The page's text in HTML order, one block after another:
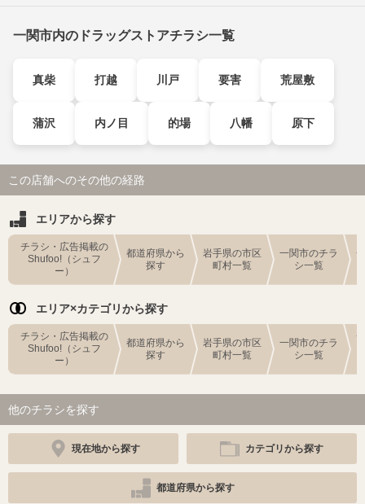
一関市内のドラッグストアチラシ一覧
真柴 打越 川戸 要害 荒屋敷
蒲沢 内ノ目 的場 八幡 原下
この店舗へのその他の経路
エリアから探す
チラシ・広告掲載の
Shufoo!（シュフ
ー）
都道府県から
探す
岩手県の市区
町村一覧
一関市のチラ
シ一覧
エリア×カテゴリから探す
チラシ・広告掲載の
Shufoo!（シュフ
ー）
都道府県から
探す
岩手県の市区
町村一覧
一関市のチラ
シ一覧
他のチラシを探す
現在地から探す カテゴリから探す
都道府県から探す